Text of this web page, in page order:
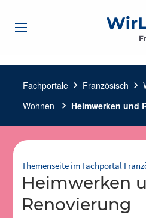
Fachportale chevron_right Französisch chevron_right
Wohnen
chevron_right Heimwerken und
Themenseite im Fachportal
Heimwerken und
Renovierung